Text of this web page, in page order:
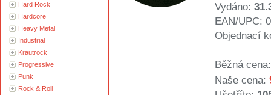
Hard Rock
Hardcore
Heavy Metal
Industrial
Krautrock
Progressive
Punk
Rock & Roll
Vydáno:
EAN/UPC:
Objednací
Běžná cena:
Naše cena: